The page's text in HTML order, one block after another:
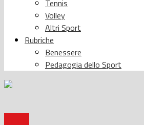
Tennis
Volley
Altri Sport
Rubriche
Benessere
Pedagogia dello Sport